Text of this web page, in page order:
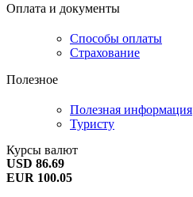
Оплата и документы
Способы оплаты
Страхование
Полезное
Полезная информация
Туристу
Курсы валют
USD 86.69
EUR 100.05